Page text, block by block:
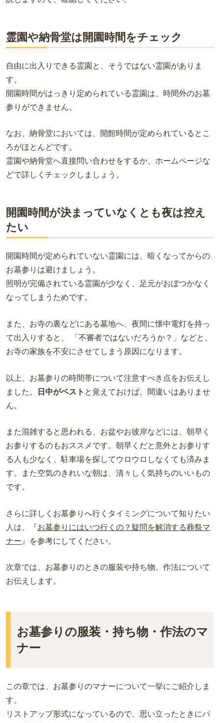
霊園や納骨堂は開園時間をチェック
自由に出入りできる霊園と、そうではない霊園がありま
す。
開園時間がはっきり定められている霊園は、時間外のお墓
参りができません。
なお、納骨堂においては、開館時間が定められているとこ
ろがほとんどです。
霊園や納骨堂へ直接問い合わせをするか、ホームページな
どで詳しくチェックしましょう。
開園時間が決まっていなくとも夜は控え
たい
開園時間が定められていない霊園には、暗くなってからの
お墓参りは避けましょう。
照明が完備されている霊園が少なく、足元がおぼつかなく
なってしまうためです。
また、お寺の裏などにある墓地へ、夜間に懐中電灯を持っ
て出入りすると、 「不審者ではないだろうか？」などと、
お寺の家族を不安にさせてしまう原因になります。
以上、お墓参りの時間帯について注意すべき点をお伝えし
ました。
日中がベスト と覚えておけば、間違いはありませ
ん。
また混雑すると思われる、お盆やお彼岸などには、朝早く
お参りするのもおススメです。朝早くだと意外とお参りす
る人も少なく、駐車場を探してウロウロしなくても済みま
す。また空気のきれいな朝は、清々しく気持ちのいいもの
です。
さらに詳しくお墓参りへ行くタイミングについて知りたい
人は、『お墓参りにはいつ行くの？疑問を解消する葬祭マ
ナー 』を参考にしてください。
次章では、お墓参りのときの服装や持ち物、作法について
お伝えします。
お墓参りの服装・持ち物・作法のマ
ナー
この章では、お墓参りのマナーについて一挙にご紹介しま
す。
リストアップ形式になっているので、思い立ったときにパ